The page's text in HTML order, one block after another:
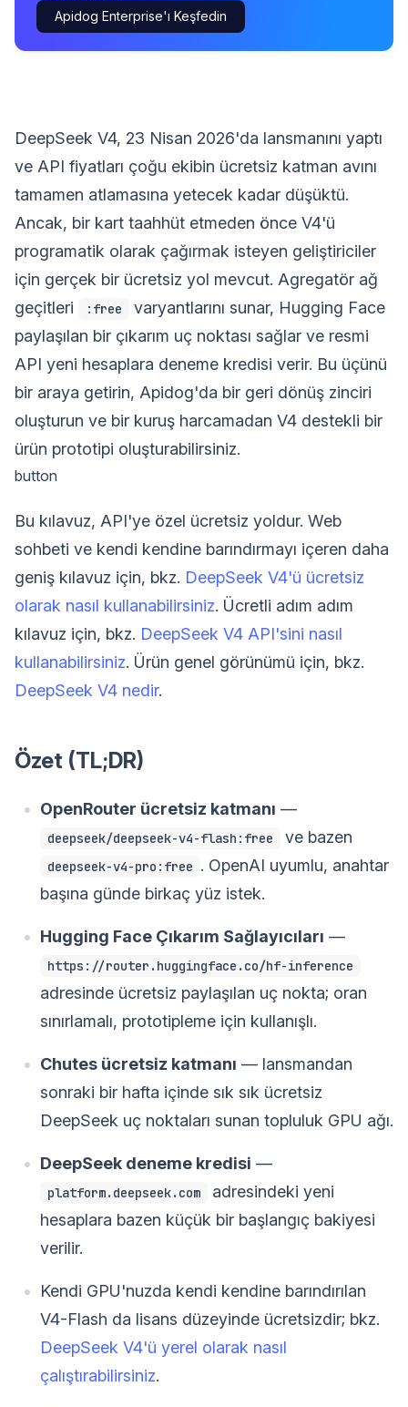
Apidog Enterprise'ı Keşfedin
DeepSeek V4, 23 Nisan 2026'da lansmanını yaptı
ve API fiyatları çoğu ekibin ücretsiz katman avını
tamamen atlamasına yetecek kadar düşüktü.
Ancak, bir kart taahhüt etmeden önce V4'ü
programatik olarak çağırmak isteyen geliştiriciler
için gerçek bir ücretsiz yol mevcut. Agregatör ağ
geçitleri
:free
varyantlarını sunar, Hugging Face
paylaşılan bir çıkarım uç noktası sağlar ve resmi
API yeni hesaplara deneme kredisi verir. Bu üçünü
bir araya getirin, Apidog'da bir geri dönüş zinciri
oluşturun ve bir kuruş harcamadan V4 destekli bir
ürün prototipi oluşturabilirsiniz.
button
Bu kılavuz, API'ye özel ücretsiz yoldur. Web
sohbeti ve kendi kendine barındırmayı içeren daha
geniş kılavuz için, bkz. DeepSeek V4'ü ücretsiz
olarak nasıl kullanabilirsiniz. Ücretli adım adım
kılavuz için, bkz. DeepSeek V4 API'sini nasıl
kullanabilirsiniz. Ürün genel görünümü için, bkz.
DeepSeek V4 nedir.
Özet (TL;DR)
OpenRouter ücretsiz katmanı —
deepseek/deepseek-v4-flash:free ve bazen
deepseek-v4-pro:free . OpenAI uyumlu, anahtar
başına günde birkaç yüz istek.
Hugging Face Çıkarım Sağlayıcıları —
https://router.huggingface.co/hf-inference
adresinde ücretsiz paylaşılan uç nokta; oran
sınırlamalı, prototipleme için kullanışlı.
Chutes ücretsiz katmanı — lansmandan
sonraki bir hafta içinde sık sık ücretsiz
DeepSeek uç noktaları sunan topluluk GPU ağı.
DeepSeek deneme kredisi —
platform.deepseek.com
adresindeki yeni
hesaplara bazen küçük bir başlangıç bakiyesi
verilir.
Kendi GPU'nuzda kendi kendine barındırılan
V4-Flash da lisans düzeyinde ücretsizdir; bkz.
DeepSeek V4'ü yerel olarak nasıl
çalıştırabilirsiniz.